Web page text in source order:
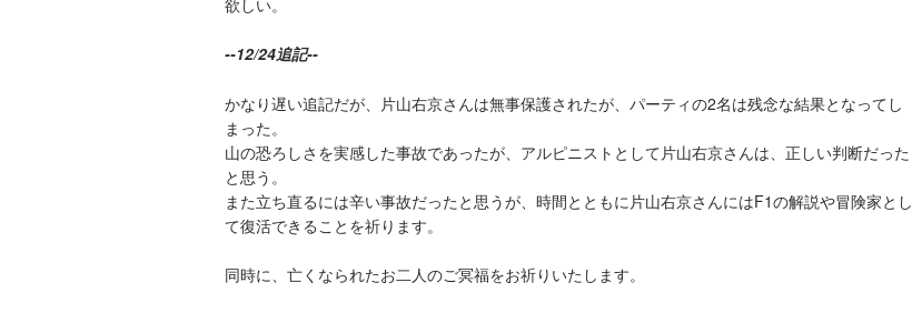
--12/24追記--
かなり遅い追記だが、片山右京さんは無事保護されたが、パーティの2名は残念な結果となってし
まった。
山の恐ろしさを実感した事故であったが、アルピニストとして片山右京さんは、正しい判断だった
と思う。
また立ち直るには辛い事故だったと思うが、時間とともに片山右京さんにはF1の解説や冒険家とし
て復活できることを祈ります。
同時に、亡くなられたお二人のご冥福をお祈りいたします。